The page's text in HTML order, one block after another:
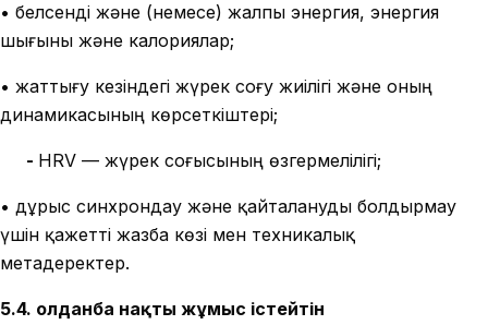
• белсенді және (немесе) жалпы энергия, энергия
шығыны және калориялар;
• жаттығу кезіндегі жүрек соғу жиілігі және оның
динамикасының көрсеткіштері;
- HRV — жүрек соғысының өзгермелілігі;
• дұрыс синхрондау және қайталануды болдырмау
үшін қажетті жазба көзі мен техникалық
метадеректер.
5.4. Қолданба нақты жұмыс істейтін